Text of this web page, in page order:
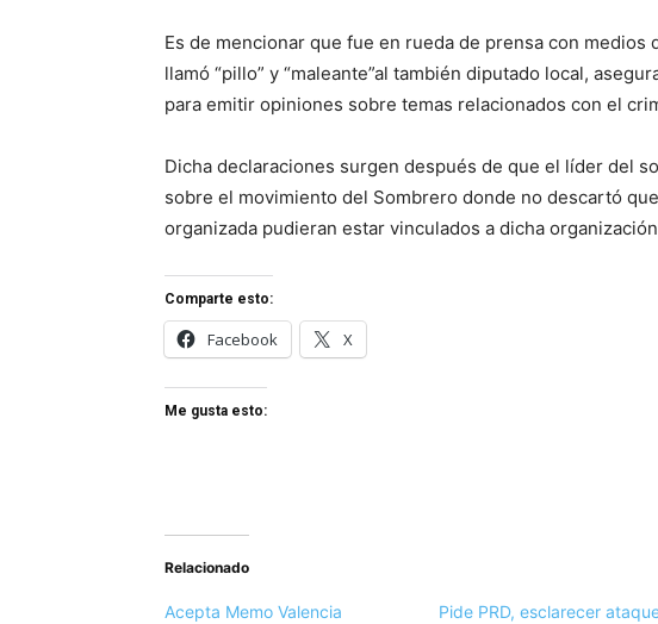
Es de mencionar que fue en rueda de prensa con medios
llamó “pillo” y “maleante”al también diputado local,
para emitir opiniones sobre temas relacionados con el
Dicha declaraciones surgen después de que el líder del
sobre el movimiento del Sombrero donde no descartó
organizada pudieran estar vinculados a dicha
Comparte esto:
Facebook X
Me gusta esto:
Relacionado
Acepta Memo Valencia
Pide PRD, esclarecer